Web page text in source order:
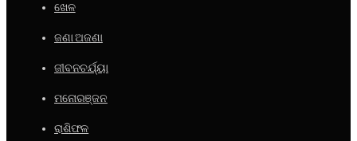
ଖେଳ
ଜଣା ଅଜଣା
ଜୀବନଚର୍ଯ୍ୟା
ମନୋରଞ୍ଜନ
ରାଶିଫଳ